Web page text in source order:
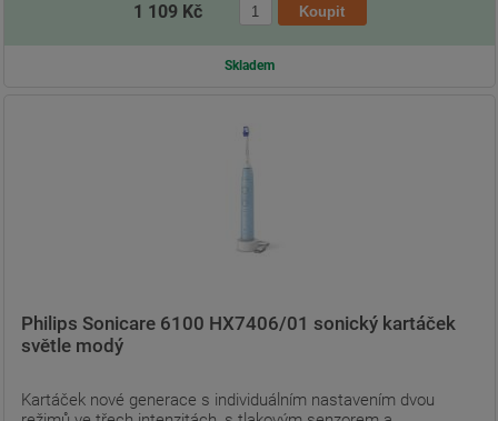
1 109 Kč
Skladem
Philips Sonicare 6100 HX7406/01 sonický kartáček
světle modý
Kartáček nové generace s individuálním nastavením dvou